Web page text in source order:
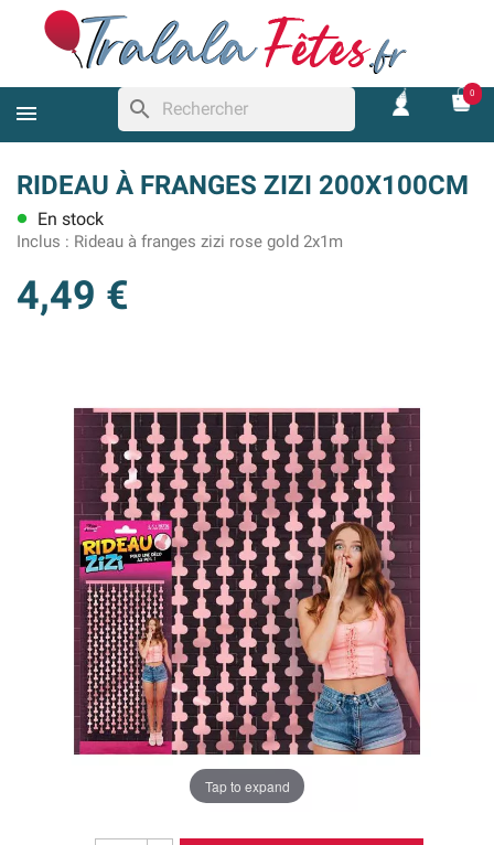
search
0
RIDEAU À FRANGES ZIZI 200X100CM
lens En stock
Inclus : Rideau à franges zizi rose gold 2x1m
4,49 €
Tap to expand